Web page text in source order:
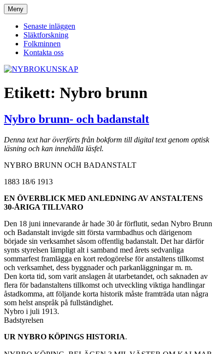
Hoppa
till
innehåll
NYBROKUNSKAP
Meny
Senaste inläggen
Släktforskning
Folkminnen
Kontakta oss
Etikett: Nybro brunn
Nybro brunn- och badanstalt
Denna text har överförts från bokform till digital text genom optisk
läsning och kan innehålla läsfel.
NYBRO BRUNN OCH BADANSTALT
1883 18/6 1913
EN ÖVERBLICK MED ANLEDNING AV ANSTALTENS
30-ÅRIGA TILLVARO
Den 18 juni innevarande år hade 30 år förflutit, sedan Nybro Brunn
och Badanstalt invigde sitt första varmbadhus och därigenom
började sin verksamhet såsom offentlig badanstalt. Det har därför
synts styrelsen lämpligt alt i samband med årets sedvanliga
sommarfest framlägga en kort redogörelse för anstaltens tillkomst
och verksamhet, dess byggnader och parkanläggningar m. m.
Den korta tid, som varit anslagen åt utarbetandet, och saknaden av
flera för badanstaltens tillkomst och utveckling viktiga handlingar
åstadkomma, att följande korta historik måste framträda utan några
som helst anspråk på fullständighet.
Nybro i juli 1913.
Badstyrelsen
UR NYBRO KÖPINGS HISTORIA.